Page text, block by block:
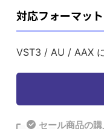
対応フォーマット
VST3 / AU / AAX
セール商品の購